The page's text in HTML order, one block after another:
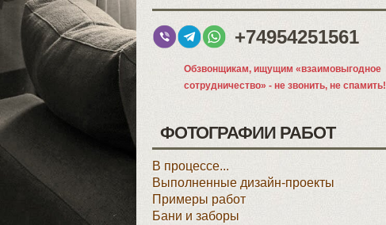
+74954251561
Обзвонщикам, ищущим «взаимовыгодное
сотрудничество» - не звонить, не спамить!
ФОТОГРАФИИ РАБОТ
В процессе...
Выполненные дизайн-проекты
Примеры работ
Бани и заборы